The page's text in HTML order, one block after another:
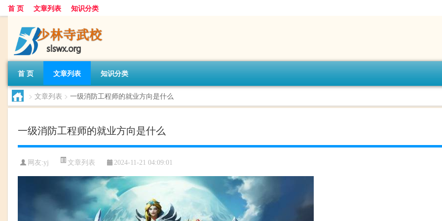
首 页 文章列表 知识分类
首 页 文章列表 知识分类
> 文章列表 > 一级消防工程师的就业方向是什么
一级消防工程师的就业方向是什么
网友:yj 文章列表 2024-11-21 04:09:01